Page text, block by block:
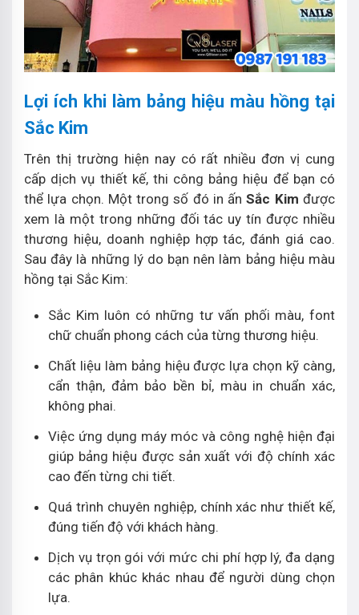
Lợi ích khi làm bảng hiệu màu hồng tại
Sắc Kim
Trên thị trường hiện nay có rất nhiều đơn vị cung
cấp dịch vụ thiết kế, thi công bảng hiệu để bạn có
thể lựa chọn. Một trong số đó in ấnSắc Kim được
xem là một trong những đối tác uy tín được nhiều
thương hiệu, doanh nghiệp hợp tác, đánh giá cao.
Sau đây là những lý do bạn nên làm bảng hiệu màu
hồng tại Sắc Kim:
Sắc Kim luôn có những tư vấn phối màu, font
chữ chuẩn phong cách của từng thương hiệu.
Chất liệu làm bảng hiệu được lựa chọn kỹ càng,
cẩn thận, đảm bảo bền bỉ, màu in chuẩn xác,
không phai.
Việc ứng dụng máy móc và công nghệ hiện đại
giúp bảng hiệu được sản xuất với độ chính xác
cao đến từng chi tiết.
Quá trình chuyên nghiệp, chính xác như thiết kế,
đúng tiến độ với khách hàng.
Dịch vụ trọn gói với mức chi phí hợp lý, đa dạng
các phân khúc khác nhau để người dùng chọn
lựa.